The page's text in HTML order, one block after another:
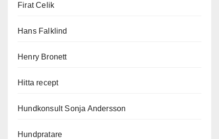
Firat Celik
Hans Falklind
Henry Bronett
Hitta recept
Hundkonsult Sonja Andersson
Hundpratare